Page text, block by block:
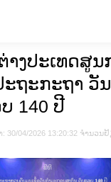
ງປະເທດສູນ
ະຖະກະຖາ ວັ
140 ປີ
: 30/04/2026 13:20:32 ຈຳ​ນວນ​​